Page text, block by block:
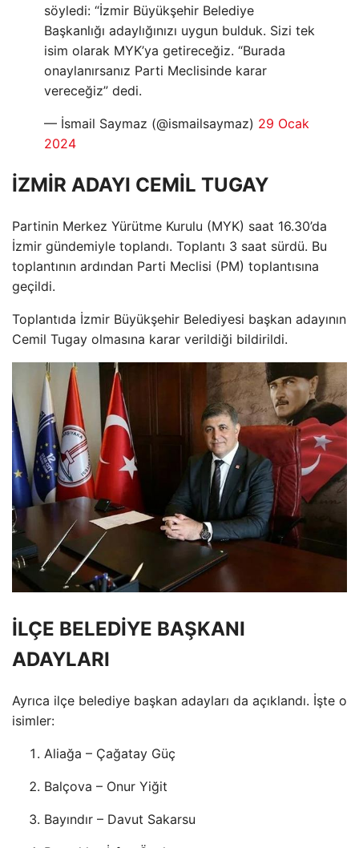
söyledi: “İzmir Büyükşehir Belediye
Başkanlığı adaylığınızı uygun bulduk. Sizi tek
isim olarak MYK’ya getireceğiz. “Burada
onaylanırsanız Parti Meclisinde karar
vereceğiz” dedi.
— İsmail Saymaz (@ismailsaymaz) 29 Ocak
2024
İZMİR ADAYI CEMİL TUGAY
Partinin Merkez Yürütme Kurulu (MYK) saat 16.30’da
İzmir gündemiyle toplandı. Toplantı 3 saat sürdü. Bu
toplantının ardından Parti Meclisi (PM) toplantısına
geçildi.
Toplantıda İzmir Büyükşehir Belediyesi başkan adayının
Cemil Tugay olmasına karar verildiği bildirildi.
İLÇE BELEDİYE BAŞKANI
ADAYLARI
Ayrıca ilçe belediye başkan adayları da açıklandı. İşte o
isimler:
Aliağa – Çağatay Güç
Balçova – Onur Yiğit
Bayındır – Davut Sakarsu